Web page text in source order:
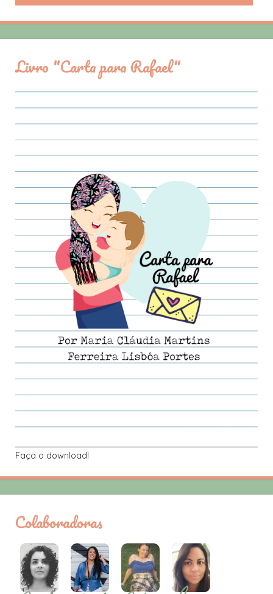
Livro "Carta para Rafael"
Faça o download!
Colaboradoras